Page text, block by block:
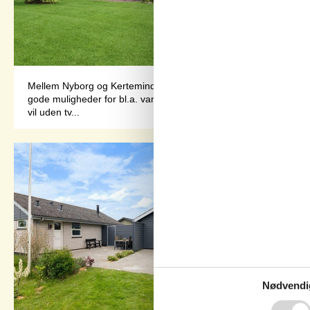
Mellem Nyborg og Kerteminde ligger dette rummelige og
gode muligheder for bl.a. vandre- og cykelture, badning og
vil uden tv...